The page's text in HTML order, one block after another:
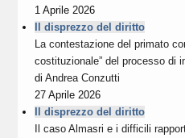
1 Aprile 2026
Il disprezzo del diritto
La contestazione del primato
costituzionale” del processo di
diAndrea Conzutti
27 Aprile 2026
Il disprezzo del diritto
Il caso Almasri e i difficili